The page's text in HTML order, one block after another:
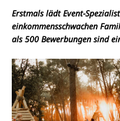
Erstmals lädt Event-
einkommensschwachen
als 500 Bewerbungen sind